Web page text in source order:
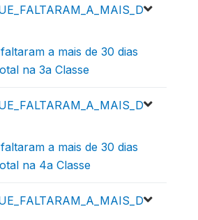
a mais de 30 dias
na 3a Classe
a mais de 30 dias
na 4a Classe